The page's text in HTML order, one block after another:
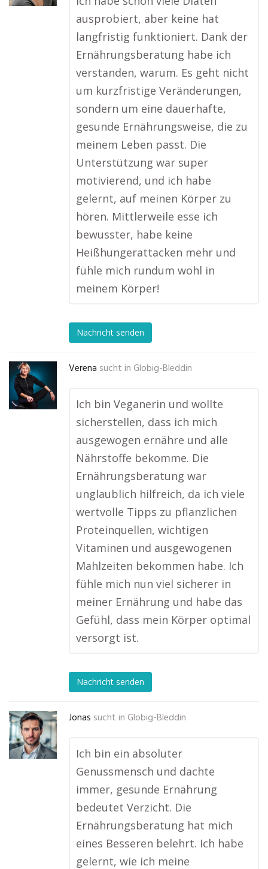
ausprobiert, aber keine hat
langfristig funktioniert. Dank der
Ernährungsberatung habe ich
verstanden, warum. Es geht nicht
um kurzfristige Veränderungen,
sondern um eine dauerhafte,
gesunde Ernährungsweise, die zu
meinem Leben passt. Die
Unterstützung war super
motivierend, und ich habe
gelernt, auf meinen Körper zu
hören. Mittlerweile esse ich
bewusster, habe keine
Heißhungerattacken mehr und
fühle mich rundum wohl in
meinem Körper!
Nachricht senden
Verena sucht in Globig-Bleddin
Ich bin Veganerin und wollte
sicherstellen, dass ich mich
ausgewogen ernähre und alle
Nährstoffe bekomme. Die
Ernährungsberatung war
unglaublich hilfreich, da ich viele
wertvolle Tipps zu pflanzlichen
Proteinquellen, wichtigen
Vitaminen und ausgewogenen
Mahlzeiten bekommen habe. Ich
fühle mich nun viel sicherer in
meiner Ernährung und habe das
Gefühl, dass mein Körper optimal
versorgt ist.
Nachricht senden
Jonas sucht in Globig-Bleddin
Ich bin ein absoluter
Genussmensch und dachte
immer, gesunde Ernährung
bedeutet Verzicht. Die
Ernährungsberatung hat mich
eines Besseren belehrt. Ich habe
gelernt, wie ich meine